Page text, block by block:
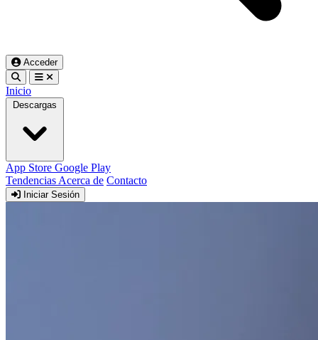
Acceder
Inicio
Descargas
App Store Google Play
Tendencias Acerca de Contacto
Iniciar Sesión